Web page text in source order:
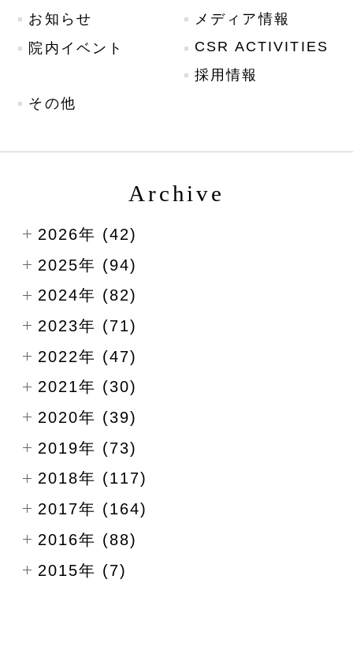
お知らせ
メディア情報
院内イベント
CSR ACTIVITIES
採用情報
その他
Archive
2026年 (42)
2025年 (94)
2024年 (82)
2023年 (71)
2022年 (47)
2021年 (30)
2020年 (39)
2019年 (73)
2018年 (117)
2017年 (164)
2016年 (88)
2015年 (7)